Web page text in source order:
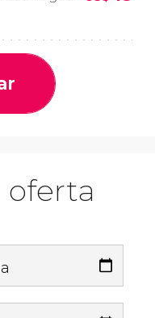
oferta